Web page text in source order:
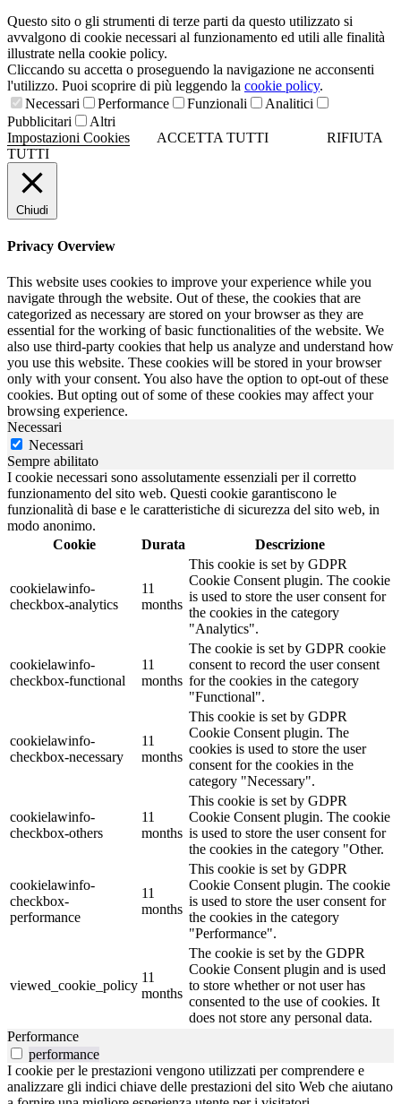
Questo sito o gli strumenti di terze parti da questo utilizzato si
avvalgono di cookie necessari al funzionamento ed utili alle finalità
illustrate nella cookie policy.
Cliccando su accetta o proseguendo la navigazione ne acconsenti
l'utilizzo. Puoi scoprire di più leggendo la cookie policy.
Necessari
Performance Funzionali
Analitici
Pubblicitari
Altri
Impostazioni Cookies
ACCETTA TUTTI
RIFIUTA
TUTTI
Chiudi
Privacy Overview
This website uses cookies to improve your experience while you
navigate through the website. Out of these, the cookies that are
categorized as necessary are stored on your browser as they are
essential for the working of basic functionalities of the website. We
also use third-party cookies that help us analyze and understand how
you use this website. These cookies will be stored in your browser
only with your consent. You also have the option to opt-out of these
cookies. But opting out of some of these cookies may affect your
browsing experience.
Necessari
Necessari
Sempre abilitato
I cookie necessari sono assolutamente essenziali per il corretto
funzionamento del sito web. Questi cookie garantiscono le
funzionalità di base e le caratteristiche di sicurezza del sito web, in
modo anonimo.
Cookie
Durata Descrizione
cookielawinfo-
checkbox-analytics
11
months
This cookie is set by GDPR
Cookie Consent plugin. The cookie
is used to store the user consent for
the cookies in the category
"Analytics".
cookielawinfo-
checkbox-functional
11
months
The cookie is set by GDPR cookie
consent to record the user consent
for the cookies in the category
"Functional".
cookielawinfo-
checkbox-necessary
11
months
This cookie is set by GDPR
Cookie Consent plugin. The
cookies is used to store the user
consent for the cookies in the
category "Necessary".
cookielawinfo-
checkbox-others
11
months
This cookie is set by GDPR
Cookie Consent plugin. The cookie
is used to store the user consent for
the cookies in the category "Other.
cookielawinfo-
checkbox-
performance
11
months
This cookie is set by GDPR
Cookie Consent plugin. The cookie
is used to store the user consent for
the cookies in the category
"Performance".
viewed_cookie_policy
11
months
The cookie is set by the GDPR
Cookie Consent plugin and is used
to store whether or not user has
consented to the use of cookies. It
does not store any personal data.
Performance
performance
I cookie per le prestazioni vengono utilizzati per comprendere e
analizzare gli indici chiave delle prestazioni del sito Web che aiutano